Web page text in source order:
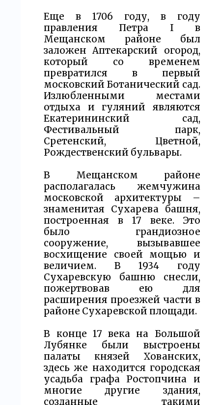
Еще в 1706 году, в году
правления Петра I в
Мещанском районе был
заложен Аптекарский огород,
который со временем
превратился в первый
московский Ботанический сад.
Излюбленными местами
отдыха и гуляний являются
Екатерининский сад,
Фестивальный парк,
Сретенский, Цветной,
Рождественский бульвары.
В Мещанском районе
располагалась жемчужина
московской архитектуры –
знаменитая Сухарева башня,
построенная в 17 веке. Это
было грандиозное
сооружение, вызывавшее
восхищение своей мощью и
величием. В 1934 году
Сухаревскую башню снесли,
пожертвовав ею для
расширения проезжей части в
районе Сухаревской площади.
В конце 17 века на Большой
Лубянке были выстроены
палаты князей Хованских,
здесь же находится городская
усадьба графа Ростопчина и
многие другие здания,
созданные такими